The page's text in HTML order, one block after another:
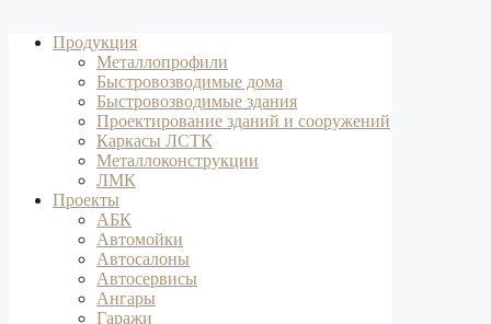
Продукция
Металлопрофили
Быстровозводимые дома
Быстровозводимые здания
Проектирование зданий и сооружений
Каркасы ЛСТК
Металлоконструкции
ЛМК
Проекты
АБК
Автомойки
Автосалоны
Автосервисы
Ангары
Гаражи